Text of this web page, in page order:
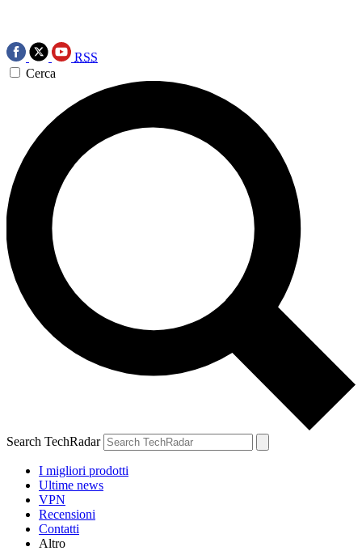
RSS
Cerca
Search TechRadar
I migliori prodotti
Ultime news
VPN
Recensioni
Contatti
Altro